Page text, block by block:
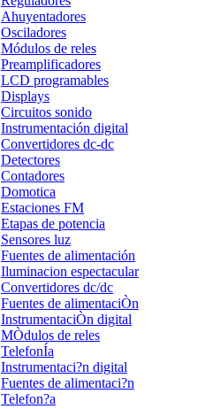
Ahuyentadores
Osciladores
Módulos de reles
Preamplificadores
LCD programables
Displays
Circuitos sonido
Instrumentación digital
Convertidores dc-dc
Detectores
Contadores
Domotica
Estaciones FM
Etapas de potencia
Sensores luz
Fuentes de alimentación
Iluminacion espectacular
Convertidores dc/dc
Fuentes de alimentaciÒn
InstrumentaciÒn digital
MÒdulos de reles
TelefonÍa
Instrumentaci?n digital
Fuentes de alimentaci?n
Telefon?a